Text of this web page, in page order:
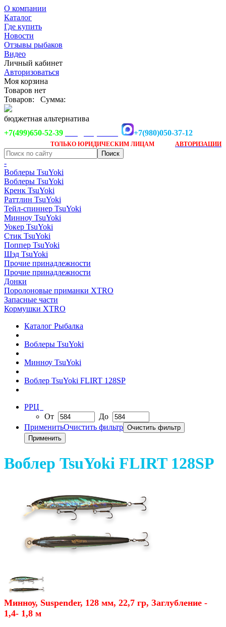
О компании
Каталог
Где купить
Новости
Отзывы рыбаков
Видео
Личный кабинет
Авторизоваться
Моя корзина
Товаров нет
Товаров:
Сумма:
бюджетная альтернатива
+7(499)650-52-39
+7(980)050-37-12
ТОЛЬКО ЮРИДИЧЕСКИМ ЛИЦАМ АВТОРИЗАЦИИ
-
Воблеры TsuYoki
Воблеры TsuYoki
Кренк TsuYoki
Раттлин TsuYoki
Тейл-спиннер TsuYoki
Минноу TsuYoki
Уокер TsuYoki
Стик TsuYoki
Поппер TsuYoki
Шэд TsuYoki
Прочие принадлежности
Прочие принадлежности
Донки
Поролоновые приманки XTRO
Запасные части
Кормушки XTRO
Каталог Рыбалка
Воблеры TsuYoki
Минноу TsuYoki
Воблер TsuYoki FLIRT 128SP
РРЦ
От
До
ПрименитьОчистить фильтр
Воблер TsuYoki FLIRT 128SP
Минноу, Suspender, 128 мм, 22,7 гр, Заглубление -
1,4- 1,8 м